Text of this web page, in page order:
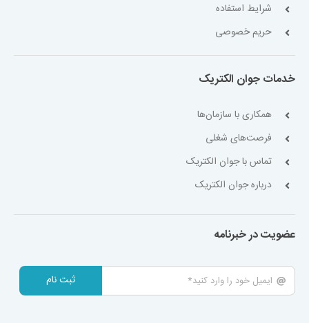
شرایط استفاده
حریم خصوصی
خدمات جوان الکتریک
همکاری با سازمان‌ها
فرصت‌های شغلی
تماس با جوان الکتریک
درباره جوان الکتریک
عضویت در خبرنامه
ثبت نام